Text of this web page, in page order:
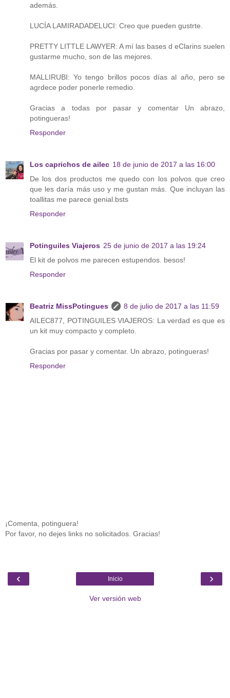
además.
LUCÍA LAMIRADADELUCI: Creo que pueden gustrte.
PRETTY LITTLE LAWYER: A mí las bases d eClarins suelen
gustarme mucho, son de las mejores.
MALLIRUBI: Yo tengo brillos pocos días al año, pero se
agrdece poder ponerle remedio.
Gracias a todas por pasar y comentar Un abrazo,
potingueras!
Responder
Los caprichos de ailec 18 de junio de 2017 a las 16:00
De los dos productos me quedo con los polvos que creo
que les daría más uso y me gustan más. Que incluyan las
toallitas me parece genial.bsts
Responder
Potinguiles Viajeros 25 de junio de 2017 a las 19:24
El kit de polvos me parecen estupendos. besos!
Responder
Beatriz MissPotingues
8 de julio de 2017 a las 11:59
AILEC877, POTINGUILES VIAJEROS: La verdad es que es
un kit muy compacto y completo.
Gracias por pasar y comentar. Un abrazo, potingueras!
Responder
¡Comenta, potinguera!
Por favor, no dejes links no solicitados. Gracias!
‹ ›
Inicio
Ver versión web